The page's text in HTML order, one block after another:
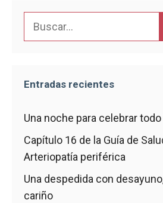
Entradas recientes
Una noche para celebrar
Capítulo 16 de la Guía de
Arteriopatía periférica
Una despedida con
cariño